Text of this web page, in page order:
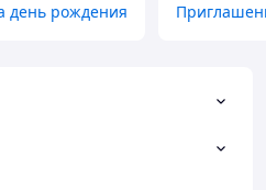
рождения